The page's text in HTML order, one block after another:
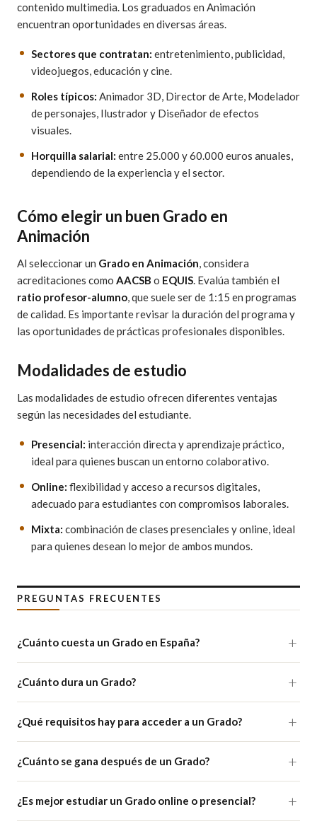
contenido multimedia. Los graduados en Animación
encuentran oportunidades en diversas áreas.
Sectores que contratan: entretenimiento, publicidad,
videojuegos, educación y cine.
Roles típicos: Animador 3D, Director de Arte, Modelador
de personajes, Ilustrador y Diseñador de efectos
visuales.
Horquilla salarial: entre 25.000 y 60.000 euros anuales,
dependiendo de la experiencia y el sector.
Cómo elegir un buen Grado en
Animación
Al seleccionar un Grado en Animación, considera
acreditaciones como AACSB o EQUIS. Evalúa también el
ratio profesor-alumno, que suele ser de 1:15 en programas
de calidad. Es importante revisar la duración del programa y
las oportunidades de prácticas profesionales disponibles.
Modalidades de estudio
Las modalidades de estudio ofrecen diferentes ventajas
según las necesidades del estudiante.
Presencial: interacción directa y aprendizaje práctico,
ideal para quienes buscan un entorno colaborativo.
Online: flexibilidad y acceso a recursos digitales,
adecuado para estudiantes con compromisos laborales.
Mixta: combinación de clases presenciales y online, ideal
para quienes desean lo mejor de ambos mundos.
PREGUNTAS FRECUENTES
¿Cuánto cuesta un Grado en España?
¿Cuánto dura un Grado?
¿Qué requisitos hay para acceder a un Grado?
¿Cuánto se gana después de un Grado?
¿Es mejor estudiar un Grado online o presencial?